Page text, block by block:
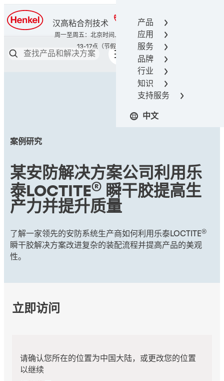
产品
应用
服务
品牌
行业
知识
支持服务
中文
汉高粘合剂技术 400-666-7306
案例研究
某安防解决方案公司利用乐
泰LOCTITE®瞬干胶提高生
产力并提升质量
了解一家领先的安防系统生产商如何利用乐泰LOCTITE®
瞬干胶解决方案改进复杂的装配流程并提高产品的美观
性。
立即访问
请确认您所在的位置为中国大陆，或更改您的位置
以继续